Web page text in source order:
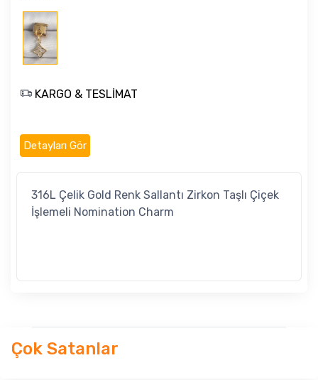
KARGO & TESLİMAT
Detayları Gör
316L Çelik Gold Renk Sallantı Zirkon Taşlı Çiçek
İşlemeli Nomination Charm
Çok Satanlar